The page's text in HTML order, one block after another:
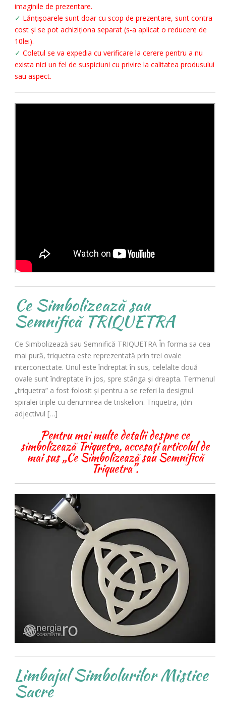
imaginile de prezentare.
✓ Lănțișoarele sunt doar cu scop de prezentare, sunt contra
cost și se pot achiziționa separat (s-a aplicat o reducere de
10lei).
✓ Coletul se va expedia cu verificare la cerere pentru a nu
exista nici un fel de suspiciuni cu privire la calitatea produsului
sau aspect.
Ce Simbolizează sau
Semnifică TRIQUETRA
Ce Simbolizează sau Semnifică TRIQUETRA În forma sa cea
mai pură, triquetra este reprezentată prin trei ovale
interconectate. Unul este îndreptat în sus, celelalte două
ovale sunt îndreptate în jos, spre stânga și dreapta. Termenul
„triquetra” a fost folosit și pentru a se referi la designul
spiralei triple cu denumirea de triskelion. Triquetra, (din
adjectivul […]
Pentru mai multe detalii despre ce
simbolizează Triquetra, accesați articolul de
mai sus „Ce Simbolizează sau Semnifică
Triquetra”.
Limbajul Simbolurilor Mistice
Sacre